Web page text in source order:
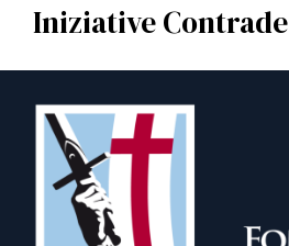
Iniziative Contrade